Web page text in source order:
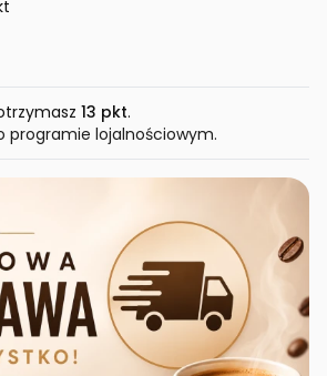
13 pkt.
programie lojalnościowym.